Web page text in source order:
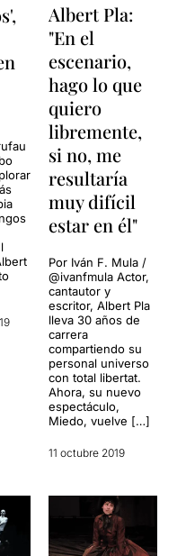
Albert Pla:
"En el
escenario,
hago lo que
quiero
libremente,
si no, me
resultaría
muy difícil
estar en él"
Por Iván F. Mula /
@ivanfmula Actor,
cantautor y
escritor, Albert Pla
lleva 30 años de
carrera
compartiendo su
personal universo
con total libertat.
Ahora, su nuevo
espectáculo,
Miedo, vuelve […]
11 octubre 2019